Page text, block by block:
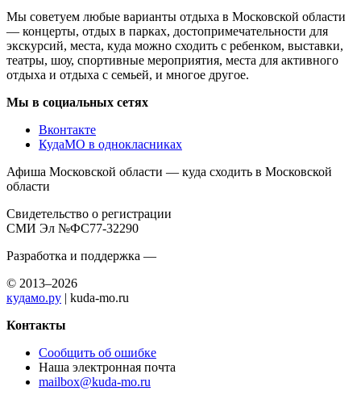
Мы советуем любые варианты отдыха в Московской области
— концерты, отдых в парках, достопримечательности для
экскурсий, места, куда можно сходить с ребенком, выставки,
театры, шоу, спортивные мероприятия, места для активного
отдыха и отдыха с семьей, и многое другое.
Мы в социальных сетях
Вконтакте
КудаМО в однокласниках
Афиша Московской области — куда сходить в Московской
области
Свидетельство о регистрации
СМИ Эл №ФС77-32290
Разработка и поддержка —
© 2013–2026
кудамо.ру | kuda-mo.ru
Контакты
Сообщить об ошибке
Наша электронная почта
mailbox@kuda-mo.ru